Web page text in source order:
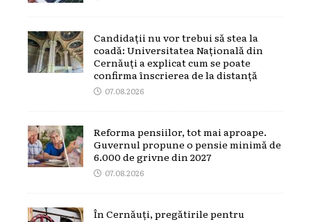
Candidații nu vor trebui să stea la
coadă: Universitatea Națională din
Cernăuți a explicat cum se poate
confirma înscrierea de la distanță
07.08.2026
Reforma pensiilor, tot mai aproape.
Guvernul propune o pensie minimă de
6.000 de grivne din 2027
07.08.2026
În Cernăuți, pregătirile pentru